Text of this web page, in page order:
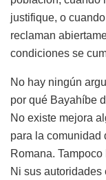
justifique, o
reclaman
condiciones se
No hay ningún
por qué Bayahíbe
No existe mejora
para la comunidad
Romana.
Ni sus